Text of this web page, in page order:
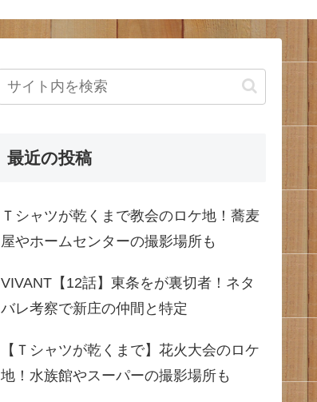
最近の投稿
Ｔシャツが乾くまで教会のロケ地！蕎麦
屋やホームセンターの撮影場所も
VIVANT【12話】東条をが裏切者！ネタ
バレ考察で新庄の仲間と特定
【Ｔシャツが乾くまで】花火大会のロケ
地！水族館やスーパーの撮影場所も